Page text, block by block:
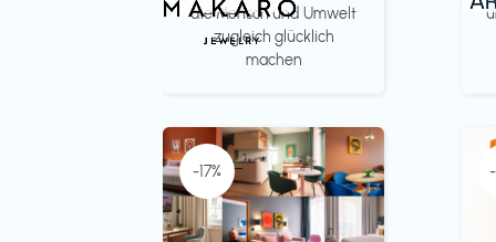
die Mensch und Umwelt
zugleich glücklich
machen
-17%